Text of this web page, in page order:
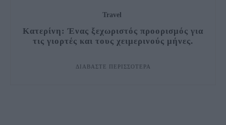
Travel
Κατερίνη: Ένας ξεχωριστός προορισμός για
τις γιορτές και τους χειμερινούς μήνες.
ΔΙΑΒΆΣΤΕ ΠΕΡΙΣΣΌΤΕΡΑ